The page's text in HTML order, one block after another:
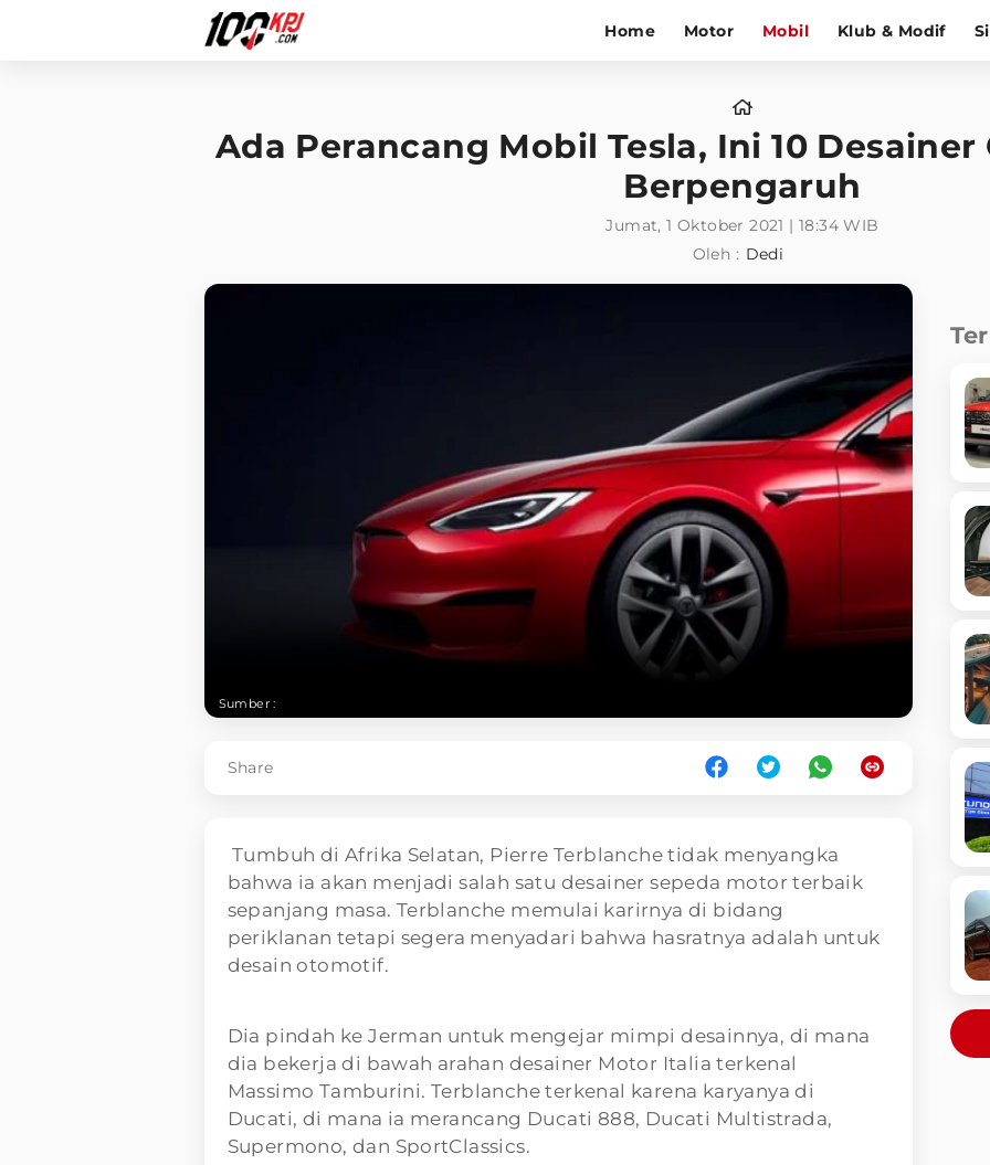
Home Motor Mobil Klub & Modif
Ada Perancang Mobil Tesla, Ini 10
Berpengaruh
Jumat, 1 Oktober 2021 | 18:34 WIB
Oleh : Dedi
Sumber :
Share
Tumbuh di Afrika Selatan, Pierre Terblanche tidak menyangka
bahwa ia akan menjadi salah satu desainer sepeda motor terbaik
sepanjang masa. Terblanche memulai karirnya di bidang
periklanan tetapi segera menyadari bahwa hasratnya adalah untuk
desain otomotif.
Dia pindah ke Jerman untuk mengejar mimpi desainnya, di mana
dia bekerja di bawah arahan desainer Motor Italia terkenal
Massimo Tamburini. Terblanche terkenal karena karyanya di
Ducati, di mana ia merancang Ducati 888, Ducati Multistrada,
Supermono, dan SportClassics.